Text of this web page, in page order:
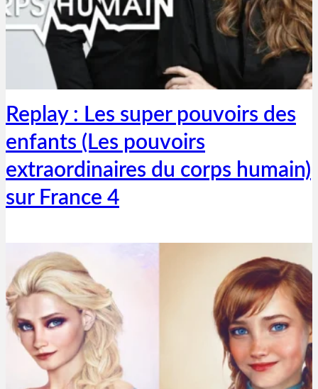
Thibaut Parent
8 septembre 2020
Replay : Les super pouvoirs des
enfants (Les pouvoirs
extraordinaires du corps humain)
sur France 4